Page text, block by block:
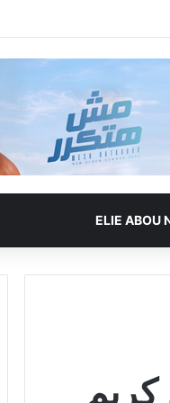
ELIE ABOU
كريم